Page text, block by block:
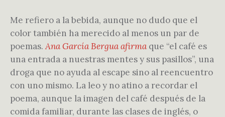
Me refiero a la bebida, aunque no dudo que el
color también ha merecido al menos un par de
poemas.Ana García Bergua afirma que “el café es
una entrada a nuestras mentes y sus pasillos”, una
droga que no ayuda al escape sino al reencuentro
con uno mismo. La leo y no atino a recordar el
poema, aunque la imagen del café después de la
comida familiar, durante las clases de inglés, o